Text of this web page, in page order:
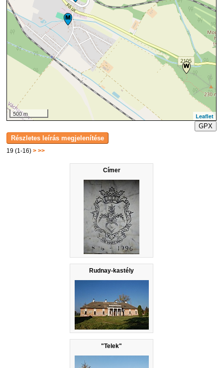
19 (1-16)> >>
Címer
Rudnay-kastély
"Telek"
500 m
Leaflet
GPX